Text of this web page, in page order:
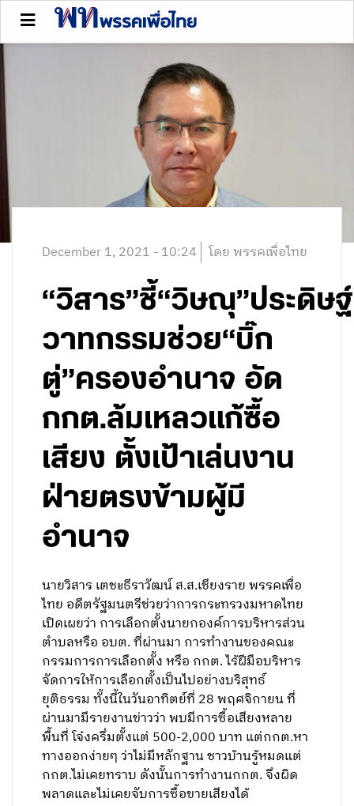
December 1, 2021 - 10:24 โดย พรรคเพื่อไทย
“วิสาร”ชี้“วิษณุ”ประดิษฐ์
วาทกรรมช่วย“บิ๊ก
ตู่”ครองอำนาจ อัด
กกต.ล้มเหลวแก้ซื้อ
เสียง ตั้งเป้าเล่นงาน
ฝ่ายตรงข้ามผู้มี
อำนาจ
นายวิสาร เตชะธีราวัฒน์ ส.ส.เชียงราย พรรคเพื่อ
ไทย อดีตรัฐมนตรีช่วยว่าการกระทรวงมหาดไทย
เปิดเผยว่า การเลือกตั้งนายกองค์การบริหารส่วน
ตำบลหรือ อบต. ที่ผ่านมา การทำงานของคณะ
กรรมการการเลือกตั้ง หรือ กกต. ไร้ฝีมือบริหาร
จัดการให้การเลือกตั้งเป็นไปอย่างบริสุทธ์
ยุติธรรม ทั้งนี้ในวันอาทิตย์ที่ 28 พฤศจิกายน ที่
ผ่านมามีรายงานข่าวว่า พบมีการซื้อเสียงหลาย
พื้นที่ โจ๋งครึ่มตั้งแต่ 500-2,000 บาท แต่กกต.หา
ทางออกง่ายๆ ว่าไม่มีหลักฐาน ชาวบ้านรู้หมดแต่
กกต.ไม่เคยทราบ ดังนั้นการทำงานกกต. จึงผิด
พลาดและไม่เคยจับการซื้อขายเสียงได้